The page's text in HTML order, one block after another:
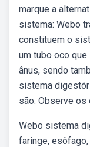
marque a
sistema: Webo
constituem o
um tubo oco
ânus, sendo
sistema
são: Observe os
Webo sistema
faringe,